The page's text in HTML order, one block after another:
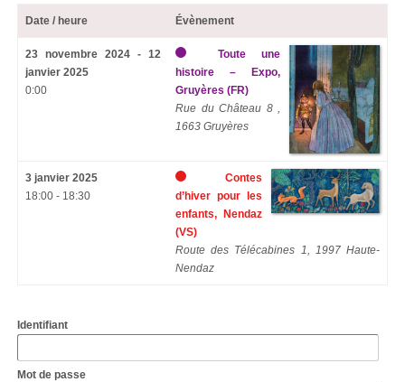
Date / heure Évènement
23 novembre 2024 - 12
janvier 2025
0:00
Toute une
histoire – Expo,
Gruyères (FR)
Rue du Château 8 ,
1663 Gruyères
3 janvier 2025
18:00 - 18:30
Contes
d’hiver pour les
enfants, Nendaz
(VS)
Route des Télécabines 1, 1997 Haute-
Nendaz
Identifiant
Mot de passe